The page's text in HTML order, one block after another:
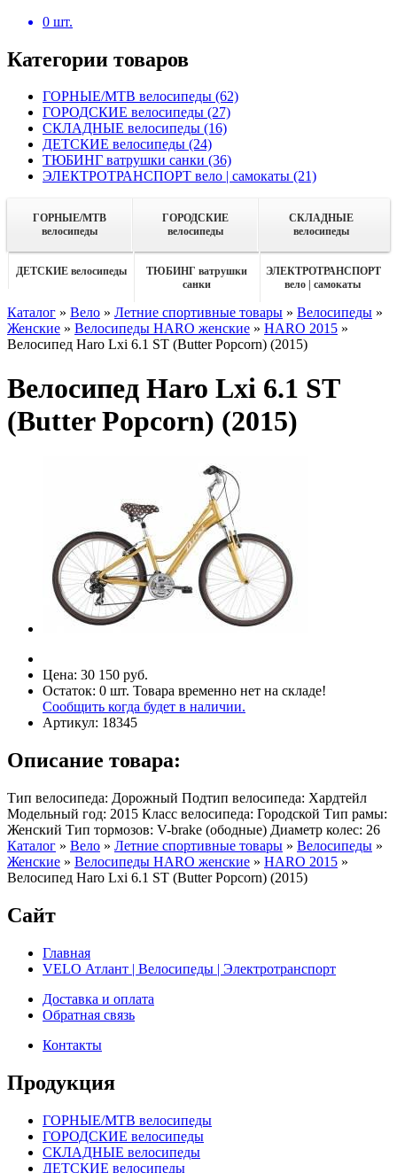
0 шт.
Категории товаров
ГОРНЫЕ/MTB велосипеды (62)
ГОРОДСКИЕ велосипеды (27)
СКЛАДНЫЕ велосипеды (16)
ДЕТСКИЕ велосипеды (24)
ТЮБИНГ ватрушки санки (36)
ЭЛЕКТРОТРАНСПОРТ вело | самокаты (21)
ГОРНЫЕ/MTB
велосипеды
ГОРОДСКИЕ
велосипеды
СКЛАДНЫЕ
велосипеды
ДЕТСКИЕ велосипеды
ТЮБИНГ ватрушки
санки
ЭЛЕКТРОТРАНСПОРТ
вело | самокаты
Каталог » Вело » Летние спортивные товары » Велосипеды »
Женские » Велосипеды HARO женские » HARO 2015 »
Велосипед Haro Lxi 6.1 ST (Butter Popcorn) (2015)
Велосипед Haro Lxi 6.1 ST
(Butter Popcorn) (2015)
Цена: 30 150 руб.
Остаток: 0 шт. Товара временно нет на складе!
Сообщить когда будет в наличии.
Артикул: 18345
Описание товара:
Тип велосипеда: Дорожный Подтип велосипеда: Хардтейл
Модельный год: 2015 Класс велосипеда: Городской Тип рамы:
Женский Тип тормозов: V-brake (ободные) Диаметр колес: 26
Каталог » Вело » Летние спортивные товары » Велосипеды »
Женские » Велосипеды HARO женские » HARO 2015 »
Велосипед Haro Lxi 6.1 ST (Butter Popcorn) (2015)
Сайт
Главная
VELO Атлант | Велосипеды | Электротранспорт
Доставка и оплата
Обратная связь
Контакты
Продукция
ГОРНЫЕ/MTB велосипеды
ГОРОДСКИЕ велосипеды
СКЛАДНЫЕ велосипеды
ДЕТСКИЕ велосипеды